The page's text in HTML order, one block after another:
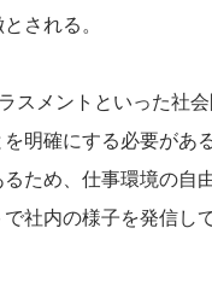
される。
スメントといった社
明確にする必要があ
ため、仕事環境の自
社内の様子を発信し